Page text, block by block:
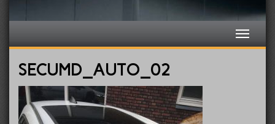
SECUMD_AUTO_02